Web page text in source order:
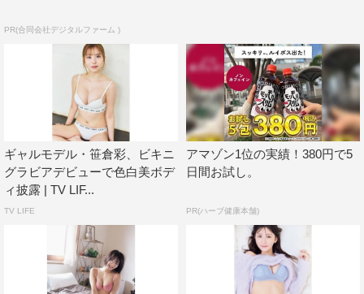
PR(合同会社デジタルファーム )
ギャルモデル・笹倉彩、ビキニ
グラビアデビューで色白美ボデ
ィ披露 | TV LIF...
TV LIFE
アマゾン1位の実績！380円で5
日間お試し。
PR(ハーブ健康本舗)